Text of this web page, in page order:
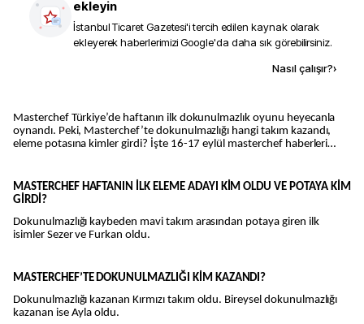
ekleyin
İstanbul Ticaret Gazetesi'i tercih edilen kaynak olarak
ekleyerek haberlerimizi Google'da daha sık görebilirsiniz.
Nasıl çalışır?›
Masterchef Türkiye’de haftanın ilk dokunulmazlık oyunu heyecanla
oynandı. Peki, Masterchef’te dokunulmazlığı hangi takım kazandı,
eleme potasına kimler girdi? İşte 16-17 eylül masterchef haberleri…
MASTERCHEF HAFTANIN İLK ELEME ADAYI KİM OLDU VE POTAYA KİM
GİRDİ?
Dokunulmazlığı kaybeden mavi takım arasından potaya giren ilk
isimler Sezer ve Furkan oldu.
MASTERCHEF’TE DOKUNULMAZLIĞI KİM KAZANDI?
Dokunulmazlığı kazanan Kırmızı takım oldu. Bireysel dokunulmazlığı
kazanan ise Ayla oldu.